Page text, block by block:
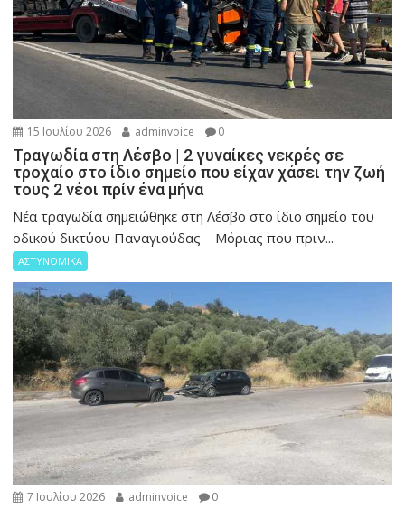
15 Ιουλίου 2026 adminvoice 0
Τραγωδία στη Λέσβο | 2 γυναίκες νεκρές σε
τροχαίο στο ίδιο σημείο που είχαν χάσει την ζωή
τους 2 νέοι πρίν ένα μήνα
Νέα τραγωδία σημειώθηκε στη Λέσβο στο ίδιο σημείο του
οδικού δικτύου Παναγιούδας – Μόριας που πριν...
ΑΣΤΥΝΟΜΙΚΑ
7 Ιουλίου 2026 adminvoice 0